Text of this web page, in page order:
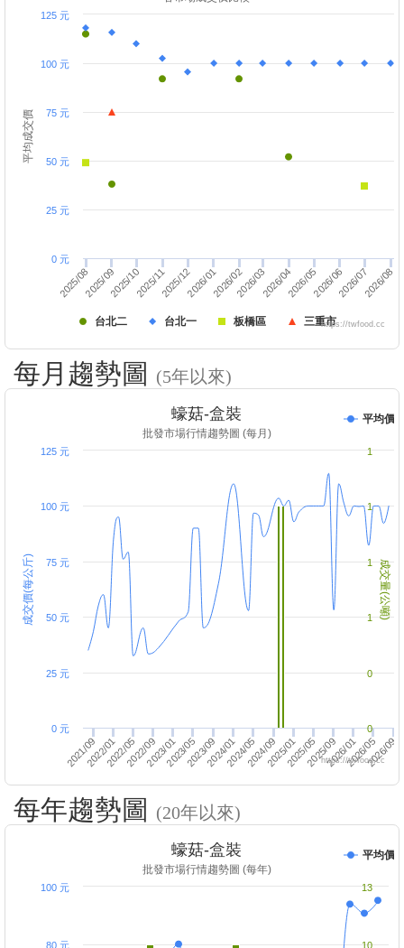
平均成交價
台北二 台北一 板橋區 三重市
2025/082025/092025/102025/112025/122026/012026/022026/032026/042026/052026/062026/072026/08
0 元
25 元
50 元
75 元
100 元
125 元
https://twfood.cc
每月趨勢圖 (5年以來)
成交價(每公斤) 成交量(公噸)
蠔菇-盒裝
批發市場行情趨勢圖 (每月)
平均價
2022/01 2023/01 2024/01 2025/01 2026/01
2021/09 2022/052022/09 2023/052023/09 2024/052024/09 2025/052025/09 2026/052026/09
0 元
25 元
50 元
75 元
100 元
125 元
0
0
1
1
1
1
https://twfood.cc
每年趨勢圖 (20年以來)
蠔菇-盒裝
批發市場行情趨勢圖 (每年)
平均價
80 元
100 元
10
13